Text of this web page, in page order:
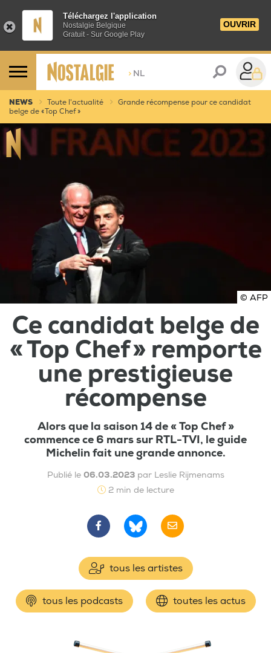
Téléchargez l'application
Nostalgie Belgique
Gratuit - Sur Google Play
OUVRIR
> NL
NEWS Toute l'actualité
Grande récompense pour ce candidat
belge de « Top Chef »
© AFP
Ce candidat belge de
« Top Chef » remporte
une prestigieuse
récompense
Alors que la saison 14 de « Top Chef »
commence ce 6 mars sur RTL-TVI, le guide
Michelin fait une grande annonce.
Publié le 06.03.2023 par Leslie Rijmenams
2 min de lecture
tous les artistes
tous les podcasts toutes les actus